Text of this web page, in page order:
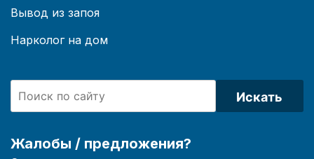
Вывод из запоя
Нарколог на дом
Искать
Жалобы / предложения?